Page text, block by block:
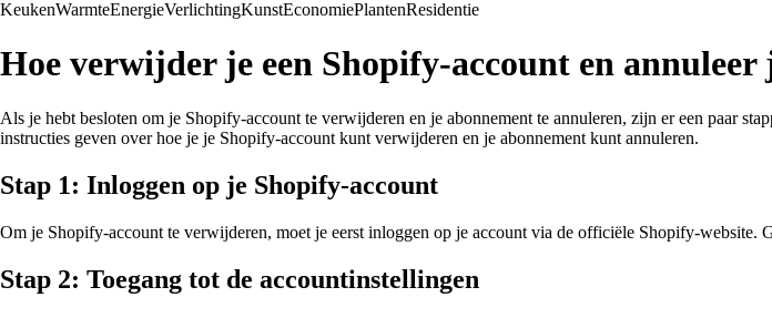
KeukenWarmteEnergieVerlichtingKunstEconomiePlantenResidentie
Hoe verwijder je een Shopify-account en annuleer
Als je hebt besloten om je Shopify-account te verwijderen en je abonnement te annuleren, zijn er een paar
instructies geven over hoe je je Shopify-account kunt verwijderen en je abonnement kunt annuleren.
Stap 1: Inloggen op je Shopify-account
Om je Shopify-account te verwijderen, moet je eerst inloggen op je account via de officiële Shopify-website.
Stap 2: Toegang tot de accountinstellingen